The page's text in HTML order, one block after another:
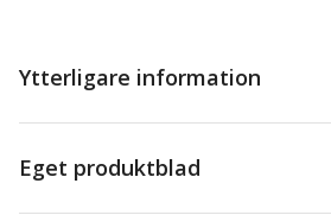
300)
mängd
Ytterligare information
Eget produktblad